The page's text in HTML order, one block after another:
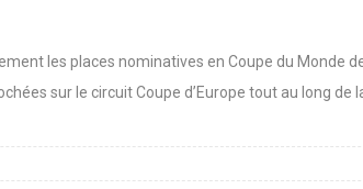
les places nominatives en Coupe du Monde
sur le circuit Coupe d’Europe tout au long de